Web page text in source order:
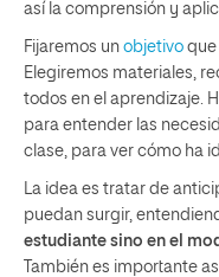
así la comprensión y
Fijaremos un objetivo que
Elegiremos materiales,
todos en el aprendizaje.
para entender las
clase, para ver cómo ha
La idea es tratar de
puedan surgir,
estudiante sino en el
También es importante